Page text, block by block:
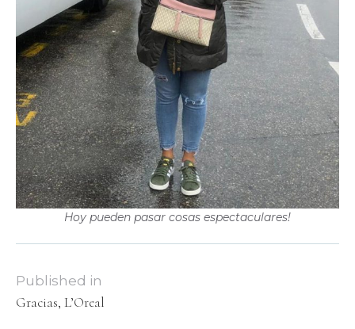
Hoy pueden pasar cosas espectaculares!
Published in
Gracias, L’Oreal